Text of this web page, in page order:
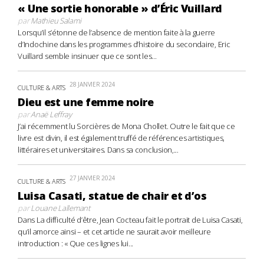
« Une sortie honorable » d’Éric Vuillard
parMathieu Salami
Lorsqu’il s’étonne de l’absence de mention faite à la guerre
d’Indochine dans les programmes d’histoire du secondaire, Eric
Vuillard semble insinuer que ce sont les...
CULTURE & ARTS 28 JANVIER 2024
Dieu est une femme noire
parAnaë Leffray
J’ai récemment lu Sorcières de Mona Chollet. Outre le fait que ce
livre est divin, il est également truffé de références artistiques,
littéraires et universitaires. Dans sa conclusion,...
CULTURE & ARTS 27 JANVIER 2024
Luisa Casati, statue de chair et d’os
parLouane Lallemant
Dans La difficulté d’être, Jean Cocteau fait le portrait de Luisa Casati,
qu’il amorce ainsi – et cet article ne saurait avoir meilleure
introduction : « Que ces lignes lui...